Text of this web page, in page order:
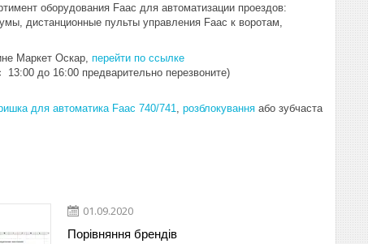
оборудования Faac для автоматизации проездов:
дистанционные пульты управления Faac к воротам,
Маркет Оскар, перейти по ссылке
до 16:00 предварительно перезвоните)
для автоматика Faac 740/741 розблокування або зубчаста
01.09.2020
Порівняння брендів